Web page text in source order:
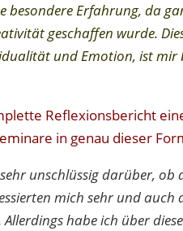
besondere Erfahrung, da
geschaffen wurde.
und Emotion, ist
Reflexionsbericht
in genau dieser
unschlüssig darüber, ob
mich sehr und auch
habe ich über